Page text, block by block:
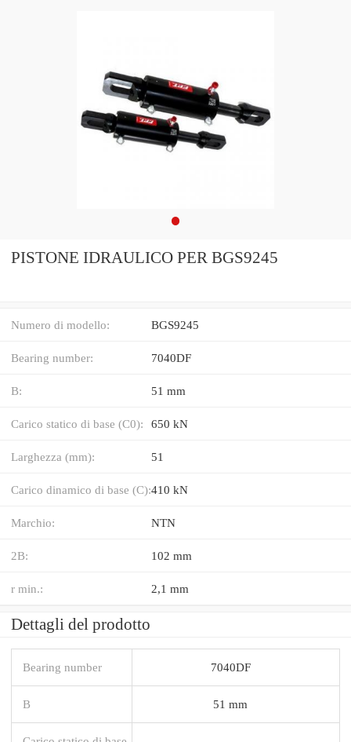
PISTONE IDRAULICO PER BGS9245
Numero di modello: BGS9245
Bearing number: 7040DF
B: 51 mm
Carico statico di base (C0): 650 kN
Larghezza (mm): 51
Carico dinamico di base (C):410 kN
Marchio: NTN
2B: 102 mm
r min.: 2,1 mm
Dettagli del prodotto
Bearing number 7040DF
B 51 mm